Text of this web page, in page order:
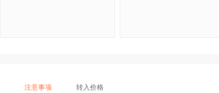
注意事项 转入价格